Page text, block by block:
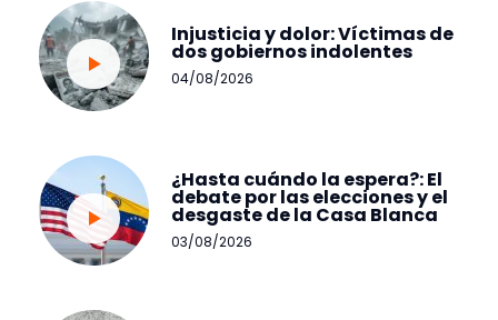
Injusticia y dolor: Víctimas de
dos gobiernos indolentes
04/08/2026
¿Hasta cuándo la espera?: El
debate por las elecciones y el
desgaste de la Casa Blanca
03/08/2026